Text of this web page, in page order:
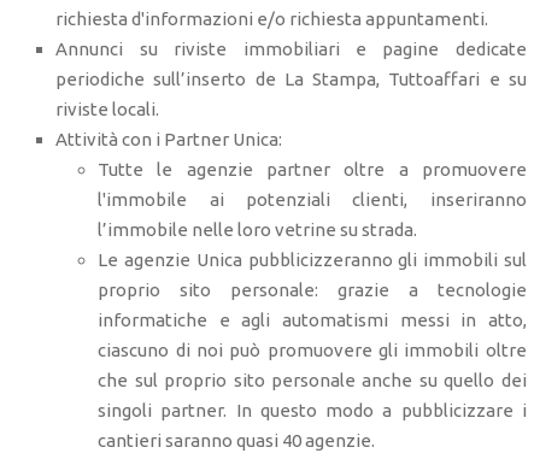
richiesta d'informazioni e/o richiesta appuntamenti.
Annunci su riviste immobiliari e pagine dedicate
periodiche sull’inserto de La Stampa, Tuttoaffari e su
riviste locali.
Attività con i Partner Unica:
Tutte le agenzie partner oltre a promuovere
l'immobile ai potenziali clienti, inseriranno
l’immobile nelle loro vetrine su strada.
Le agenzie Unica pubblicizzeranno gli immobili sul
proprio sito personale: grazie a tecnologie
informatiche e agli automatismi messi in atto,
ciascuno di noi può promuovere gli immobili oltre
che sul proprio sito personale anche su quello dei
singoli partner. In questo modo a pubblicizzare i
cantieri saranno quasi 40 agenzie.